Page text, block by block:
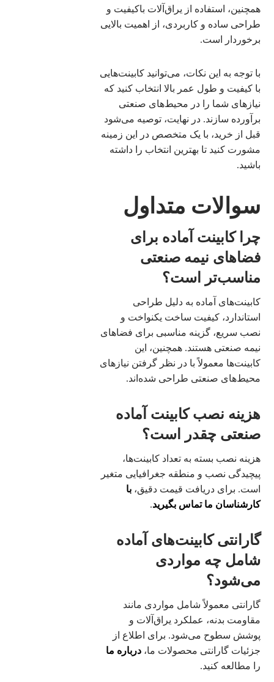
همچنین، استفاده از یراق‌آلات باکیفیت و
طراحی ساده و کاربردی، از اهمیت بالایی
برخوردار است.
با توجه به این نکات، می‌توانید کابینت‌هایی
با کیفیت و طول عمر بالا انتخاب کنید که
نیازهای شما را در محیط‌های صنعتی
برآورده سازند. در نهایت، توصیه می‌شود
قبل از خرید، با یک متخصص در این زمینه
مشورت کنید تا بهترین انتخاب را داشته
باشید.
سوالات متداول
چرا کابینت آماده برای
فضاهای نیمه صنعتی
مناسب‌تر است؟
کابینت‌های آماده به دلیل طراحی
استاندارد، کیفیت ساخت یکنواخت و
نصب سریع، گزینه مناسبی برای فضاهای
نیمه صنعتی هستند. همچنین، این
کابینت‌ها معمولاً با در نظر گرفتن نیازهای
محیط‌های صنعتی طراحی شده‌اند.
هزینه نصب کابینت آماده
صنعتی چقدر است؟
هزینه نصب بسته به تعداد کابینت‌ها،
پیچیدگی نصب و منطقه جغرافیایی متغیر
است. برای دریافت قیمت دقیق،با
کارشناسان ما تماس بگیرید.
گارانتی کابینت‌های آماده
شامل چه مواردی
می‌شود؟
گارانتی معمولاً شامل مواردی مانند
مقاومت بدنه، عملکرد یراق‌آلات و
پوشش سطوح می‌شود. برای اطلاع از
جزئیات گارانتی محصولات ما،درباره ما
را مطالعه کنید.